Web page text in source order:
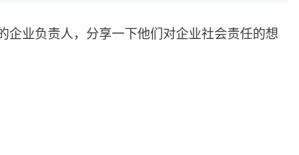
企业负责人，分享一下他们对企业社会责任的想